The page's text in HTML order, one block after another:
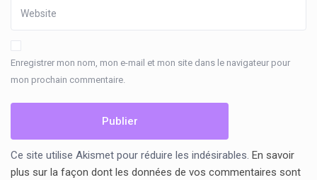
Enregistrer mon nom, mon e-mail et mon site dans le navigateur pour
mon prochain commentaire.
Ce site utilise Akismet pour réduire les indésirables.En savoir
plus sur la façon dont les données de vos commentaires sont